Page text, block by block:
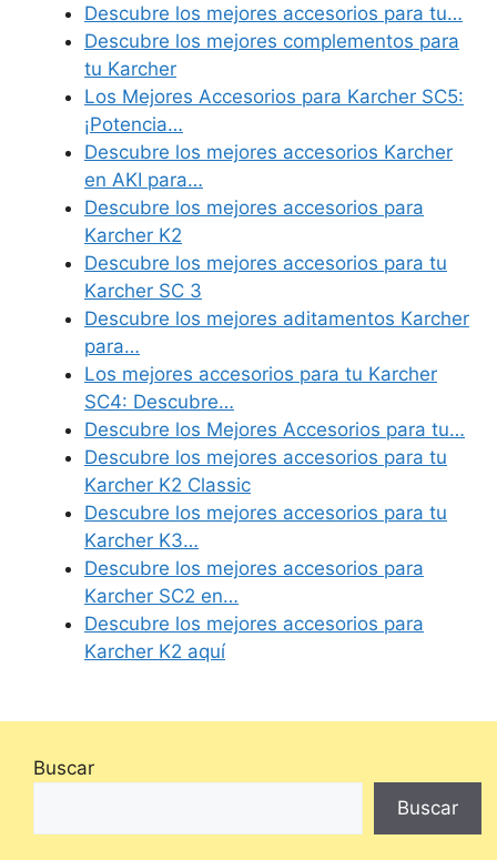
Descubre los mejores accesorios para tu…
Descubre los mejores complementos para
tu Karcher
Los Mejores Accesorios para Karcher SC5:
¡Potencia…
Descubre los mejores accesorios Karcher
en AKI para…
Descubre los mejores accesorios para
Karcher K2
Descubre los mejores accesorios para tu
Karcher SC 3
Descubre los mejores aditamentos Karcher
para…
Los mejores accesorios para tu Karcher
SC4: Descubre…
Descubre los Mejores Accesorios para tu…
Descubre los mejores accesorios para tu
Karcher K2 Classic
Descubre los mejores accesorios para tu
Karcher K3…
Descubre los mejores accesorios para
Karcher SC2 en…
Descubre los mejores accesorios para
Karcher K2 aquí
Buscar
Buscar